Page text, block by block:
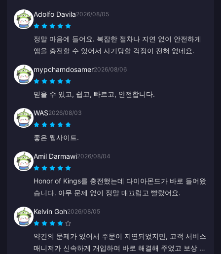
Adolfo Davila2026/08/05
정말 마음에 들어요. 복잡한 절차나 지연 없이 안전하게
앱을 충전할 수 있어서 사기당할 걱정이 전혀 없네요.
mypchamdosamer2026/08/06
믿을 수 있고, 쉽고, 빠르고, 안전합니다.
WAS2026/08/03
좋은 웹사이트.
Amil Darmawi2026/08/04
Honor of Kings를 충전했는데 다이아몬드가 바로 들어왔
습니다. 아무 문제 없이 정말 매끄럽고 빨랐어요.
Kelvin Goh2026/08/05
약간의 문제가 있어서 주문이 지연되었지만, 고객 서비스
매니저가 신속하게 개입하여 바로 해결해 주었고 보상 약